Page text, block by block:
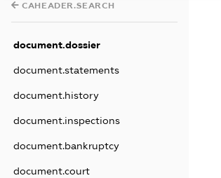
CAHEADER.SEARCH
document.dossier
document.statements
document.history
document.inspections
document.bankruptcy
document.court